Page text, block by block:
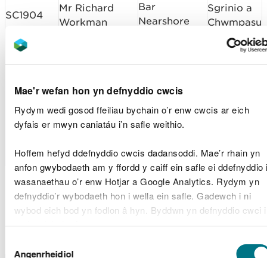
Mae'r wefan hon yn defnyddio cwcis
Rydym wedi gosod ffeiliau bychain o’r enw cwcis ar eich
dyfais er mwyn caniatáu i’n safle weithio.
Hoffem hefyd ddefnyddio cwcis dadansoddi. Mae’r rhain yn
anfon gwybodaeth am y ffordd y caiff ein safle ei ddefnyddio i
wasanaethau o’r enw Hotjar a Google Analytics. Rydym yn
defnyddio’r wybodaeth hon i wella ein safle. Gadewch i ni
wybod eich bod yn fodlon â hyn. Byddwn yn defnyddio cwci i
gadw eich dewis.
Gellirdarllen mwy am ein cwcis
Angenrheidiol
SC1904
Mr Richard
Workman
Bar
Nearshore
Sgrinio a
Chwmpasu
SP1912
(UK) Limited
Porthladd
Adar
Sampl
Menter Mon
Ceisiadau Trwyddedau
Morol a Benderfynwyd
arnynt